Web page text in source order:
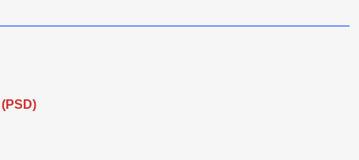
(PSD)